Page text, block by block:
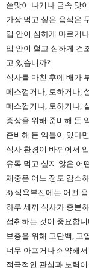
쓴맛이 나거나 금속 맛
가장 먹고 싶은 음식은
입 안이 심하게 마르거
입 안이 헐고 심하게 건
고 있습니까?
식사를 마친 후에 배가
메스껍거나, 토하거나,
메스껍거나, 토하거나,
증상을 위해 준비해 둔
준비해 둔 약들이 있다
식사 환경이 바뀌어서
유독 먹고 싶지 않은 어
체중은 어느 정도 감소
3) 식욕부진에는 어떤
하루 세끼 식사가 충분
섭취하는 것이 중요합
보충을 위해 고단백, 고
너무 아프거나 쇠약해
적극적인 관심과 노력